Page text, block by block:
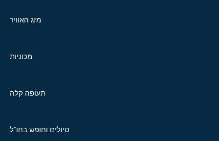
מזג האוויר
מכוניות
תעופה קלה
טיולים וחופש בחו"ל